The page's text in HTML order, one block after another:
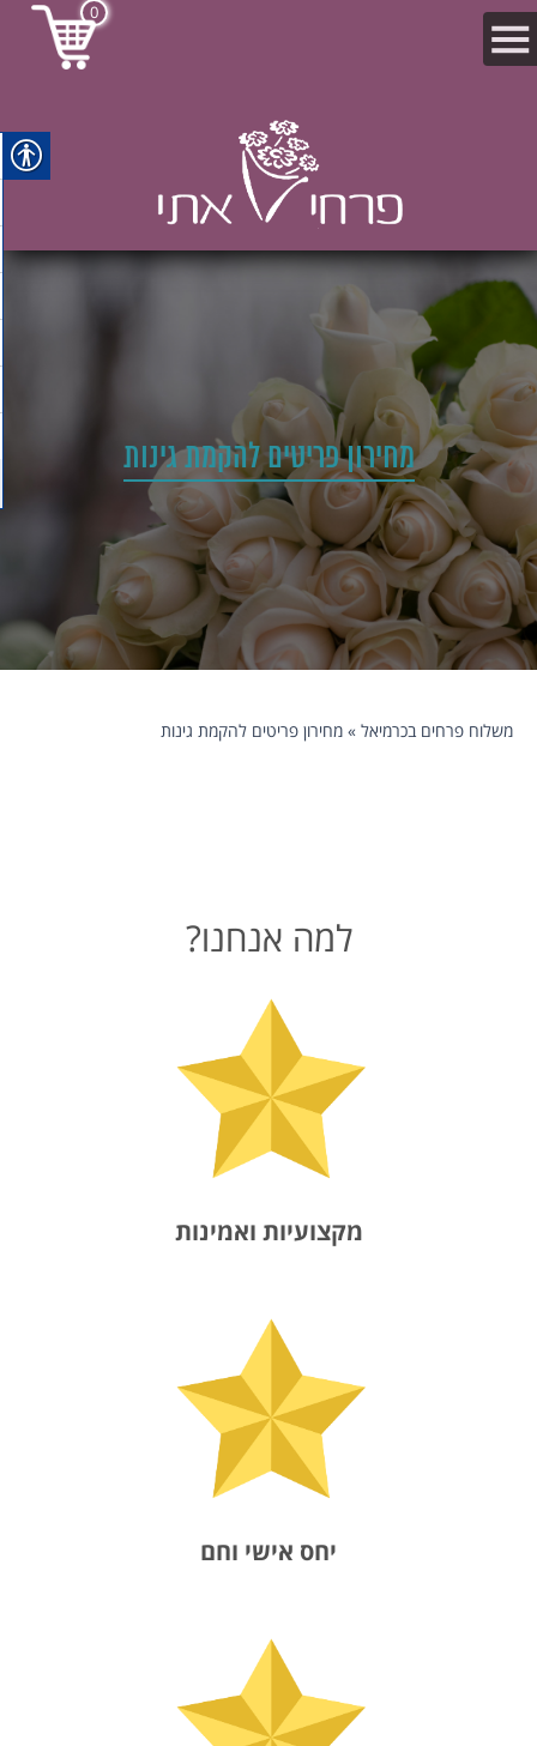
0
מחירון פריטים להקמת גינות
משלוח פרחים בכרמיאל» מחירון פריטים להקמת גינות
למה אנחנו?
מקצועיות ואמינות
יחס אישי וחם